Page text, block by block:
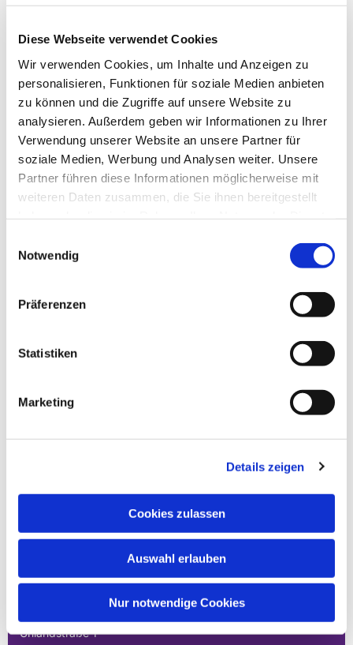
Diese Webseite verwendet Cookies
Wir verwenden Cookies, um Inhalte und Anzeigen zu
personalisieren, Funktionen für soziale Medien anbieten
zu können und die Zugriffe auf unsere Website zu
analysieren. Außerdem geben wir Informationen zu Ihrer
Verwendung unserer Website an unsere Partner für
soziale Medien, Werbung und Analysen weiter. Unsere
Partner führen diese Informationen möglicherweise mit
weiteren Daten zusammen, die Sie ihnen bereitgestellt
Notwendig
Präferenzen
Statistiken
Marketing
Details zeigen
Cookies zulassen
Auswahl erlauben
Nur notwendige Cookies
Dies könnte Sie auch
interessieren
EVANGELISCHE
GESAMTKIRCHENGEMEINDE DER
MAINPERLEN
Uhlandstraße 1